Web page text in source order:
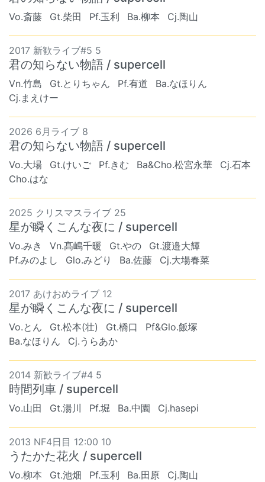
Vo.斎藤 Gt.柴田 Pf.玉利 Ba.柳本 Cj.陶山
2017 新歓ライブ#5 5
君の知らない物語 / supercell
Vn.竹島 Gt.とりちゃん Pf.有道
Ba.なほりん
Cj.まえけー
2026 6月ライブ 8
君の知らない物語 / supercell
Vo.大場 Gt.けいご Pf.きむ Ba&Cho.松宮永華
Cj.石本
Cho.はな
2025 クリスマスライブ 25
星が瞬くこんな夜に / supercell
Vo.みき Vn.髙嶋千暖 Gt.やの
Gt.渡邉大輝
Pf.みのよし
Glo.みどり Ba.佐藤 Cj.大場春菜
2017 あけおめライブ 12
星が瞬くこんな夜に / supercell
Vo.とん Gt.松本(壮) Gt.橋口
Pf&Glo.飯塚
Ba.なほりん
Cj.うらあか
2014 新歓ライブ#4 5
時間列車 / supercell
Vo.山田 Gt.湯川 Pf.堀 Ba.中園 Cj.hasepi
2013 NF4日目 12:00 10
うたかた花火 / supercell
Vo.柳本 Gt.池畑 Pf.玉利 Ba.田原 Cj.陶山